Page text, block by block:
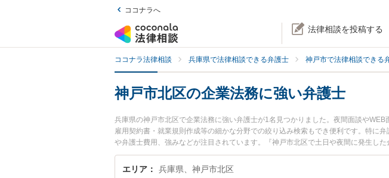
ココナラへ
法律相談を投稿する
ココナラ法律相談 兵庫県で法律相談できる弁護士 神戸市で法律相談できる
神戸市北区の企業法務に強い弁護士
兵庫県の神戸市北区で企業法務に強い弁護士が1名見つかりました。夜間面談や
雇用契約書・就業規則作成等の細かな分野での絞り込み検索もでき便利です。特に
や弁護士費用、強みなどが注目されています。『神戸市北区で土日や夜間に発生し
近くの弁護士を検索したい』『初回相談無料で企業法務を法律相談できる神戸市北
エリア 兵庫県、神戸市北区